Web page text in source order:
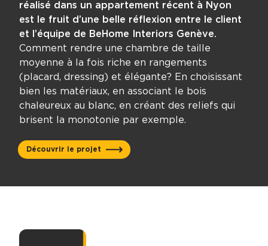
réalisé dans un appartement récent à Nyon
est le fruit d’une belle réflexion entre le client
et l’équipe de BeHome Interiors Genève.
Comment rendre une chambre de taille
moyenne à la fois riche en rangements
(placard, dressing) et élégante? En choisissant
bien les matériaux, en associant le bois
chaleureux au blanc, en créant des reliefs qui
brisent la monotonie par exemple.
Découvrir le projet